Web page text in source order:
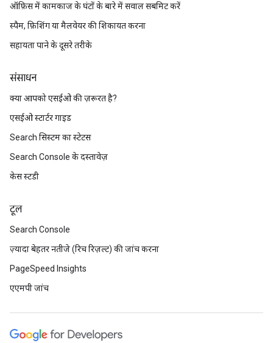
ऑफ़िस में कामकाज के घंटों के बारे में सवाल सबमिट करें
स्पैम, फ़िशिंग या मैलवेयर की शिकायत करना
सहायता पाने के दूसरे तरीके
संसाधन
क्या आपको एसईओ की ज़रूरत है?
एसईओ स्टार्टर गाइड
Search सिस्टम का स्टेटस
Search Console के दस्तावेज़
केस स्टडी
टूल
Search Console
ज़्यादा बेहतर नतीजे (रिच रिज़ल्ट) की जांच करना
PageSpeed Insights
एएमपी जांच